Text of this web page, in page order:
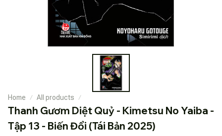
Home All products
Thanh Gươm Diệt Quỷ - Kimetsu No Yaiba -
Tập 13 - Biến Đổi (Tái Bản 2025)